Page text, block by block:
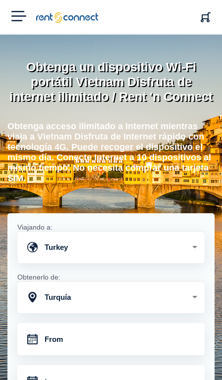
RENT'N
CONNECT
Obtenga un dispositivo Wi-Fi
portátil Vietnam Disfruta de
internet ilimitado / Rent 'n Connect
Obtenga acceso ilimitado a Internet mientras
viaja a Vietnam Disfruta de Internet rápido con
tecnología 4G. Puede recoger el dispositivo el
mismo día. Conecte Internet a 10 dispositivos al
mismo tiempo. No necesita comprar una tarjeta
SIM.
Viajando a:
Turkey
Obtenerlo de:
Turquía